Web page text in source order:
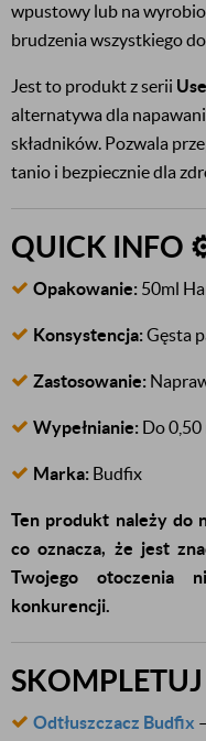
wpustowy lub na
brudzenia wszystkiego
Jest to produkt z serii
alternatywa dla
składników. Pozwala
tanio i bezpiecznie dla
QUICK INFO
Opakowanie: 50ml
Konsystencja:Gęsta
Zastosowanie:
Wypełnianie: Do 0,50
Marka: Budfix
Ten produkt należy do
co oznacza, że jest
Twojego otoczenia
konkurencji.
Odtłuszczacz Budfix